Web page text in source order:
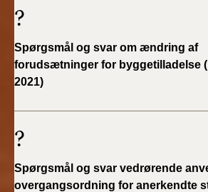
BR18 (1/1-30/6
2018)
?
Spørgsmål og svar om ændring af
forudsætninger for byggetilladelse
2021)
?
Spørgsmål og svar vedrørende
overgangsordning for anerkendte